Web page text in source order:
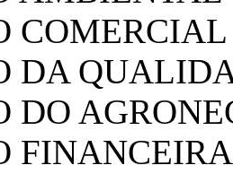
COMERCIAL
DA
DO
FINANCEIRA